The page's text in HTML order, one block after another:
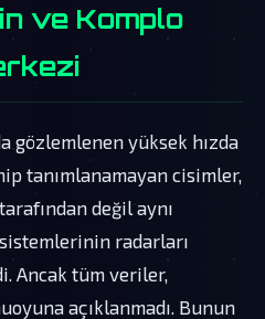
ve Komplo
gözlemlenen yüksek hızda
tanımlanamayan cisimler,
değil aynı
radarları
Ancak tüm veriler,
açıklanmadı. Bunun